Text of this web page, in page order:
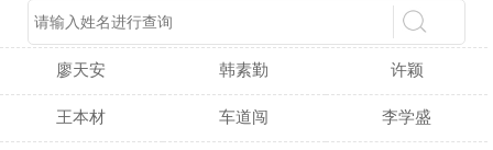
陈育玲 吴晓桃
廖天安 韩素勤 许颖
王本材 车道闯 李学盛